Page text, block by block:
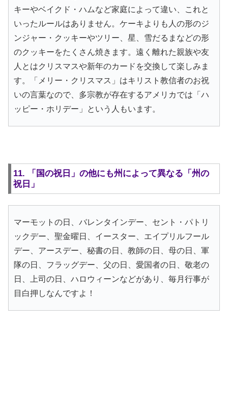
キーやベイクド・ハムなど家庭によって違い、これと
いったルールはありません。ケーキよりも人の形のジ
ンジャー・クッキーやツリー、星、雪だるまなどの形
のクッキーをたくさん焼きます。遠く離れた親族や友
人とはクリスマスや新年のカードを交換して楽しみま
す。「メリー・クリスマス」はキリスト教信者のお祝
いの言葉なので、多宗教が存在するアメリカでは「ハ
ッピー・ホリデー」という人もいます。
11. 「国の祝日」の他にも州によって異なる「州の
祝日」
マーモットの日、バレンタインデー、セント・パトリ
ックデー、聖金曜日、イースター、エイプリルフール
デー、アースデー、秘書の日、教師の日、母の日、軍
隊の日、フラッグデー、父の日、愛国者の日、敬老の
日、上司の日、ハロウィーンなどがあり、毎月行事が
目白押しなんですよ！